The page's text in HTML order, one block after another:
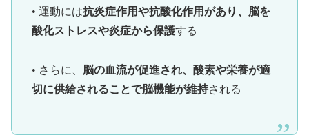
• 運動には抗炎症作用や抗酸化作用があり、脳を
酸化ストレスや炎症から保護する
• さらに、 脳の血流が促進され、酸素や栄養が適
切に供給されることで脳機能が維持される